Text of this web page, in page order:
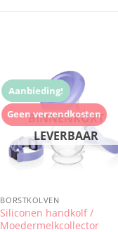
Aanbieding!
Geen verzendkosten
BORSTKOLVEN
Siliconen handkolf /
Moedermelkcollector